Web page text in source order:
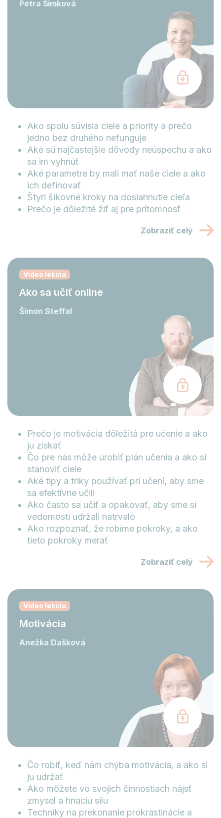
Petra Šimková
Ako spolu súvisia ciele a priority a prečo
jedno bez druhého nefunguje
Aké sú najčastejšie dôvody neúspechu a ako
sa im vyhnúť
Aké parametre by mali mať naše ciele a ako
ich definovať
Štyri šikovné kroky na dosiahnutie cieľa
Prečo je dôležité žiť aj pre prítomnosť
Zobraziť celý
Video lekcia
Ako sa učiť online
Šimon Steffal
Prečo je motivácia dôležitá pre učenie a ako
ju získať
Čo pre nás môže urobiť plán učenia a ako si
stanoviť ciele
Aké tipy a triky používať pri učení, aby sme
sa efektívne učili
Ako často sa učiť a opakovať, aby sme si
vedomosti udržali natrvalo
Ako rozpoznať, že robíme pokroky, a ako
tieto pokroky merať
Zobraziť celý
Video lekcia
Motivácia
Anežka Dašková
Čo robiť, keď nám chýba motivácia, a ako si
ju udržať
Ako môžete vo svojich činnostiach nájsť
zmysel a hnaciu silu
Techniky na prekonanie prokrastinácie a